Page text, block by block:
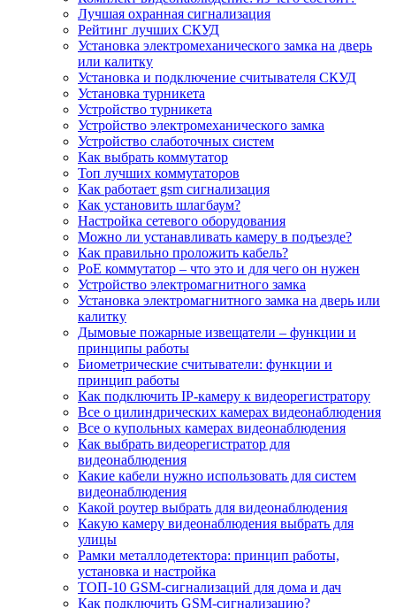
Лучшая охранная сигнализация
Рейтинг лучших СКУД
Установка электромеханического замка на дверь
или калитку
Установка и подключение считывателя СКУД
Установка турникета
Устройство турникета
Устройство электромеханического замка
Устройство слаботочных систем
Как выбрать коммутатор
Топ лучших коммутаторов
Как работает gsm сигнализация
Как установить шлагбаум?
Настройка сетевого оборудования
Можно ли устанавливать камеру в подъезде?
Как правильно проложить кабель?
PoE коммутатор – что это и для чего он нужен
Устройство электромагнитного замка
Установка электромагнитного замка на дверь или
калитку
Дымовые пожарные извещатели – функции и
принципы работы
Биометрические считыватели: функции и
принцип работы
Как подключить IP-камеру к видеорегистратору
Все о цилиндрических камерах видеонаблюдения
Все о купольных камерах видеонаблюдения
Как выбрать видеорегистратор для
видеонаблюдения
Какие кабели нужно использовать для систем
видеонаблюдения
Какой роутер выбрать для видеонаблюдения
Какую камеру видеонаблюдения выбрать для
улицы
Рамки металлодетектора: принцип работы,
установка и настройка
ТОП-10 GSM-сигнализаций для дома и дач
Как подключить GSM-сигнализацию?